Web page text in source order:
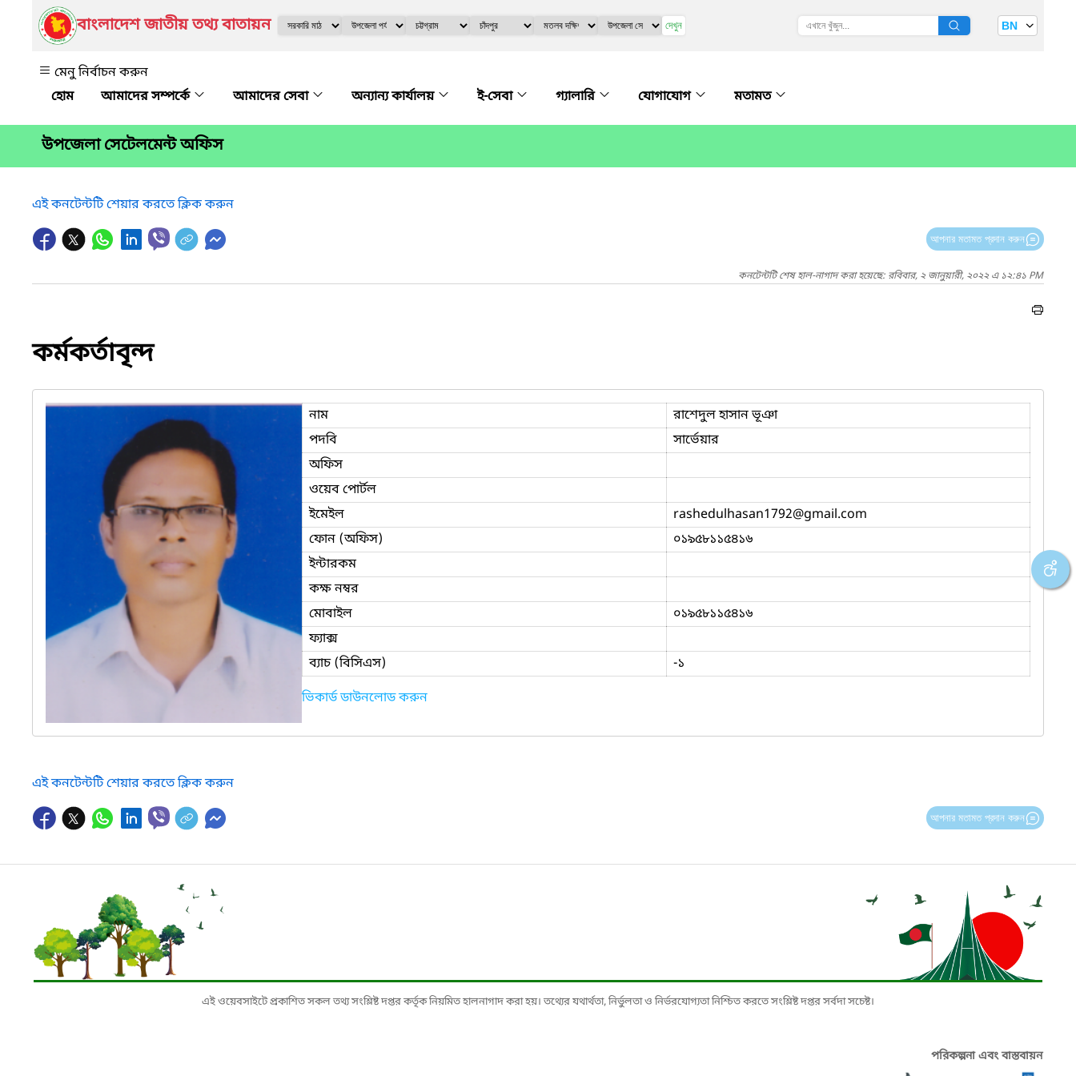
বাংলাদেশ জাতীয় তথ্য বাতায়ন দেখুন BN
মেনু নির্বাচন করুন
আমাদের সম্পর্কে
আমাদের সেবা অন্যান্য কার্যালয় ই-সেবা গ্যালারি যোগাযোগ মতামত
উপজেলা সেটেলমেন্ট অফিস
এই কনটেন্টটি শেয়ার করতে ক্লিক করুন
আপনার মতামত প্রদান করুন
কনটেন্টটি শেষ হাল-নাগাদ করা হয়েছে: রবিবার, ২ জানুয়ারী, ২০২২ এ ১২:৪১ PM
কর্মকর্তাবৃন্দ
নাম
রাশেদুল হাসান ভূঞা
পদবি
সার্ভেয়ার
অফিস
ওয়েব পোর্টল
ইমেইল
rashedulhasan1792@gmail.com
ফোন (অফিস)
০১৯৫৮১১৫৪১৬
ইন্টারকম
কক্ষ নম্বর
মোবাইল
০১৯৫৮১১৫৪১৬
ফ্যাক্স
ব্যাচ (বিসিএস)
-১
ভিকার্ড ডাউনলোড করুন
এই কনটেন্টটি শেয়ার করতে ক্লিক করুন
আপনার মতামত প্রদান করুন
এই ওয়েবসাইটে প্রকাশিত সকল তথ্য সংশ্লিষ্ট দপ্তর কর্তৃক নিয়মিত হালনাগাদ করা হয়। তথ্যের যথার্থতা, নির্ভুলতা ও নির্ভরযোগ্যতা নিশ্চিত করতে সংশ্লিষ্ট দপ্তর সর্বদা সচেষ্ট।
পরিকল্পনা এবং বাস্তবায়ন